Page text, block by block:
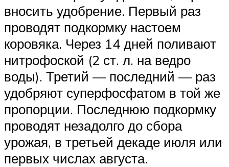
вносить удобрение. Первый раз
проводят подкормку настоем
коровяка. Через 14 дней поливают
нитрофоской (2 ст. л. на ведро
воды). Третий — последний — раз
удобряют суперфосфатом в той же
пропорции. Последнюю подкормку
проводят незадолго до сбора
урожая, в третьей декаде июля или
первых числах августа.